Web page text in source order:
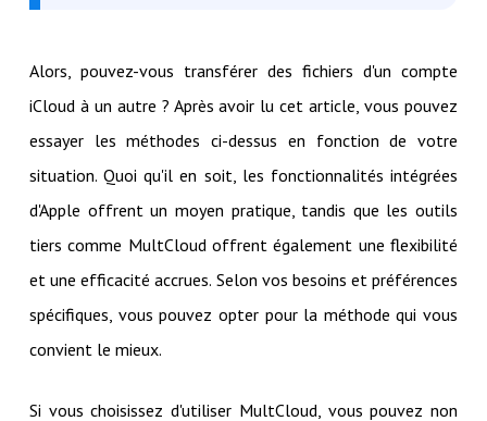
Alors, pouvez-vous transférer des fichiers d'un compte
iCloud à un autre ? Après avoir lu cet article, vous pouvez
essayer les méthodes ci-dessus en fonction de votre
situation. Quoi qu'il en soit, les fonctionnalités intégrées
d'Apple offrent un moyen pratique, tandis que les outils
tiers comme MultCloud offrent également une flexibilité
et une efficacité accrues. Selon vos besoins et préférences
spécifiques, vous pouvez opter pour la méthode qui vous
convient le mieux.
Si vous choisissez d'utiliser MultCloud, vous pouvez non